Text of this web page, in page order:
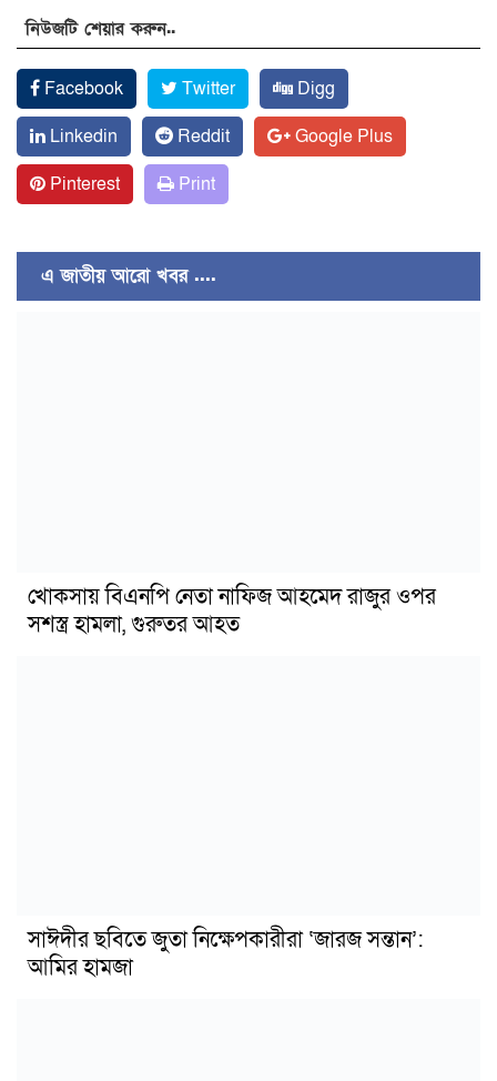
নিউজটি শেয়ার করুন..
Facebook Twitter
Digg
Linkedin
Reddit
Google Plus
Pinterest
Print
এ জাতীয় আরো খবর ....
খোকসায় বিএনপি নেতা নাফিজ আহমেদ রাজুর ওপর
সশস্ত্র হামলা, গুরুতর আহত
সাঈদীর ছবিতে জুতা নিক্ষেপকারীরা ‘জারজ সন্তান’:
আমির হামজা